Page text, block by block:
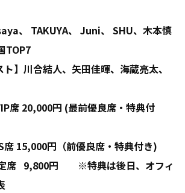
、 TAKUYA、 Juni、 SHU、 木本慎
TOP7
ト】 川合結人、 矢田佳暉、 海蔵亮太、
20,000円 (最前優良席・特典付
円（前優良席・特典付き)
円 ※特典は後日、オフィ